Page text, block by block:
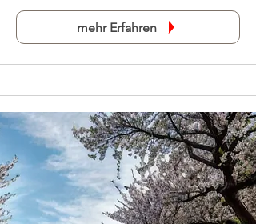
mehr Erfahren